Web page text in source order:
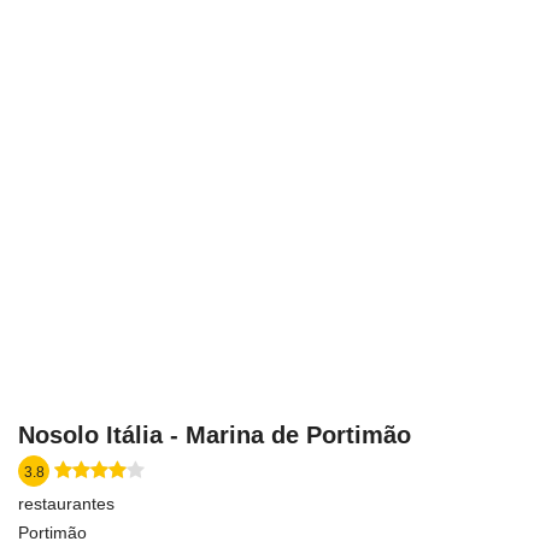
Nosolo Itália - Marina de Portimão
3.8
restaurantes
Portimão